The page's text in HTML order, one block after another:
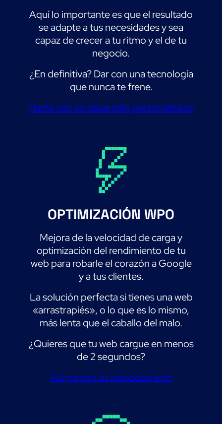
Aquí lo importante es que el resultado
se adapte a tus necesidades y sea
capaz de crecer a tu ritmo y el de tu
negocio.
¿En definitiva? Dar con una tecnología
que nunca te frene.
Hazte con un desarrollo personalizado
OPTIMIZACIÓN WPO
Mejora de la velocidad de carga y
optimización del rendimiento de tu
web para robarle el corazón a Google
y a tus clientes.
La solución perfecta si tienes una web
«arrastrapiés», o lo que es lo mismo,
más lenta que el caballo del malo.
¿Quieres que tu web cargue en menos
de 2 segundos?
Así mejoro tu velocidad web